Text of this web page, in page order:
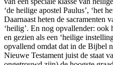
‘de heilige apostel Paulus’, ‘het
Daarnaast heten de sacramenten
‘heilig’. En nog opvallender:
en gezien als een ‘heilige
opvallend omdat dat in de Bijbel
Nieuwe Testament juist de staat